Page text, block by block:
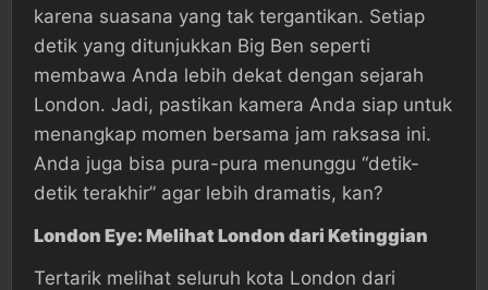
karena suasana yang tak tergantikan. Setiap
detik yang ditunjukkan Big Ben seperti
membawa Anda lebih dekat dengan sejarah
London. Jadi, pastikan kamera Anda siap untuk
menangkap momen bersama jam raksasa ini.
Anda juga bisa pura-pura menunggu “detik-
detik terakhir” agar lebih dramatis, kan?
London Eye: Melihat London dari Ketinggian
Tertarik melihat seluruh kota London dari